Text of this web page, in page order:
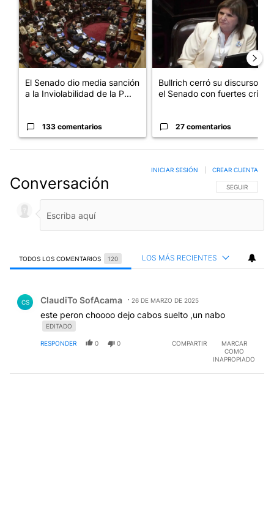
El Senado dio media sanción
a la Inviolabilidad de la P...
133 comentarios
Bullrich cerró su discurso en
el Senado con fuertes crí...
27 comentarios
Conversación SIGA ESTA
SEGUIR
INICIAR SESIÓN CREAR CUENTA
TODOS LOS COMENTARIOS 120 LOS MÁS RECIENTES
CS ClaudiTo SofAcama 26 DE MARZO DE 2025
este peron choooo dejo cabos suelto ,un nabo
EDITADO
RESPONDER 0 0 COMPARTIR
MARCAR
COMO
INAPROPIADO